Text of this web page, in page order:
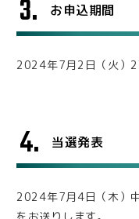
3. お申込期間
2024年7月2日（火）
4. 当選発表
2024年7月4日（木）